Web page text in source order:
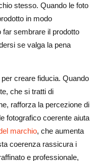
stesso. Quando le foto
in modo
far sembrare il prodotto
se valga la pena
creare fiducia. Quando
che si tratti di
rafforza la percezione di
fotografico coerente aiuta
marchio, che aumenta
coerenza rassicura i
e professionale,